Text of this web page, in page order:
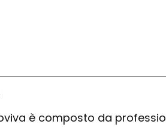
è composto da